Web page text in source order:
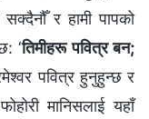
र हामी पापको
‘तिमीहरू पवित्र बन;
पवित्र हुनुहुन्छ र
मानिसलाई यहाँ